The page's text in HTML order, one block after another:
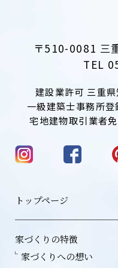
〒510-0081 三
TEL
建設業許可 三重
一級建築士事務所
宅地建物取引業者
トップページ
家づくりの特徴
家づくりへの想い